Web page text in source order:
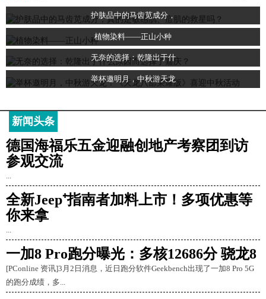
护肤品中的马齿苋成分，
植物染料——正山小种
无奈的选择：乾隆出于什
举杯邀明月，中秋游天龙
新闻头条
德国海福乐五金迎融创地产考察团到访
参观交流
...
全新Jeep⁺指南者加料上市！多项优惠等
你来拿
...
一加8 Pro跑分曝光：多核12686分 骁龙8
[PConline 资讯]3月2日消息，近日跑分软件Geekbench出现了一加8 Pro 5G
的跑分成绩，多...